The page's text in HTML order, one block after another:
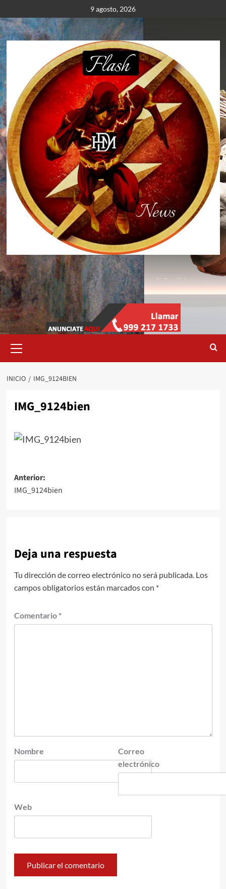
al
contenido
9 agosto, 2026
primario
INICIO IMG_9124BIEN
IMG_9124bien
Navegación
de
Anterior:
IMG_9124bien
Deja una respuesta
Tu dirección de correo electrónico no será publicada. Los
campos obligatorios están marcados con *
Comentario *
Nombre
Correo
electrónico
Web